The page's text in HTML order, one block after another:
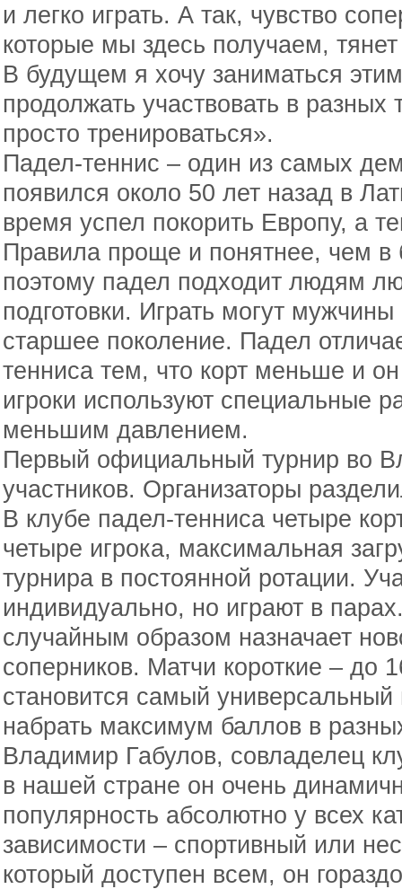
и легко играть. А так, чувство
которые мы здесь получаем,
В будущем я хочу заниматься
продолжать участвовать в
просто тренироваться».
Падел-теннис – один из самых
появился около 50 лет назад в
время успел покорить Европу, а
Правила проще и понятнее, чем
поэтому падел подходит людям
подготовки. Играть могут
старшее поколение. Падел
тенниса тем, что корт меньше и
игроки используют специальные
меньшим давлением.
Первый официальный турнир во
участников. Организаторы
В клубе падел-тенниса четыре
четыре игрока, максимальная
турнира в постоянной ротации.
индивидуально, но играют в
случайным образом назначает
соперников. Матчи короткие – до
становится самый универсальный
набрать максимум баллов в
Владимир Габулов, совладелец
в нашей стране он очень
популярность абсолютно у всех
зависимости – спортивный или
который доступен всем, он